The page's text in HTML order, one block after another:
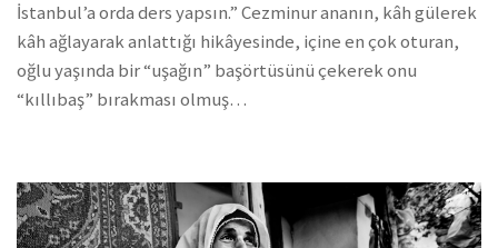
İstanbul’a orda ders yapsın.” Cezminur ananın, kâh gülerek
kâh ağlayarak anlattığı hikâyesinde, içine en çok oturan,
oğlu yaşında bir “uşağın” başörtüsünü çekerek onu
“kıllıbaş” bırakması olmuş…